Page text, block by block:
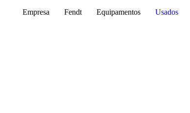
Empresa Fendt Equipamentos Usados